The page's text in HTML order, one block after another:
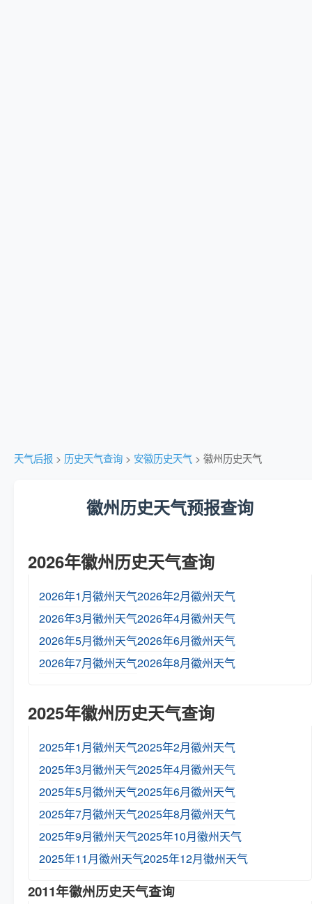
天气后报 > 历史天气查询 > 安徽历史天气 > 徽州历史天气
徽州历史天气预报查询
2026年徽州历史天气查询
2026年1月徽州天气2026年2月徽州天气
2026年3月徽州天气2026年4月徽州天气
2026年5月徽州天气2026年6月徽州天气
2026年7月徽州天气2026年8月徽州天气
2025年徽州历史天气查询
2025年1月徽州天气2025年2月徽州天气
2025年3月徽州天气2025年4月徽州天气
2025年5月徽州天气2025年6月徽州天气
2025年7月徽州天气2025年8月徽州天气
2025年9月徽州天气2025年10月徽州天气
2025年11月徽州天气2025年12月徽州天气
2011年徽州历史天气查询